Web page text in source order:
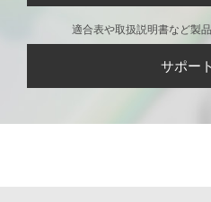
適合表や取扱説明書など製
サポー